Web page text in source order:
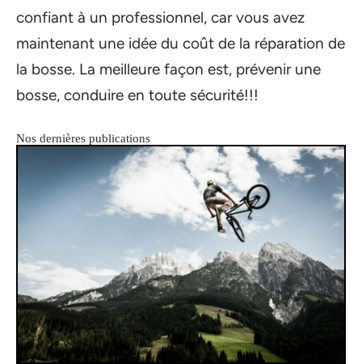
confiant à un professionnel, car vous avez
maintenant une idée du coût de la réparation de
la bosse. La meilleure façon est, prévenir une
bosse, conduire en toute sécurité!!!
Nos dernières publications